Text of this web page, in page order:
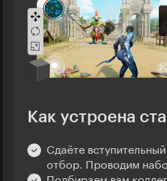
Как устроена
Сдаёте
отбор. Проводим